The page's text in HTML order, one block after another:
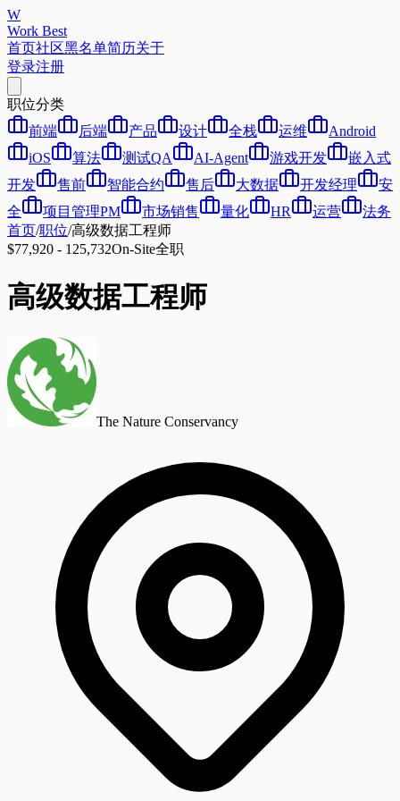
W
Work Best
首页社区黑名单简历关于
登录注册
职位分类
前端
后端 产品 设计 全栈 运维
Android
iOS
算法 测试QA AI-Agent 游戏开发
嵌入式
开发
售前 智能合约 售后 大数据 开发经理
安
全
项目管理PM 市场销售 量化 HR 运营
法务
首页/职位/高级数据工程师
$77,920 - 125,732On-Site全职
高级数据工程师
The Nature Conservancy